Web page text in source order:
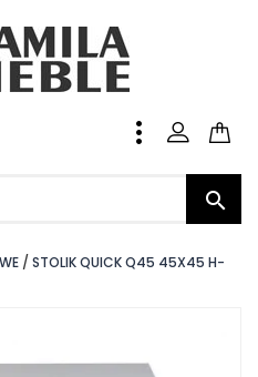

STOLIK QUICK Q45 45X45 H-